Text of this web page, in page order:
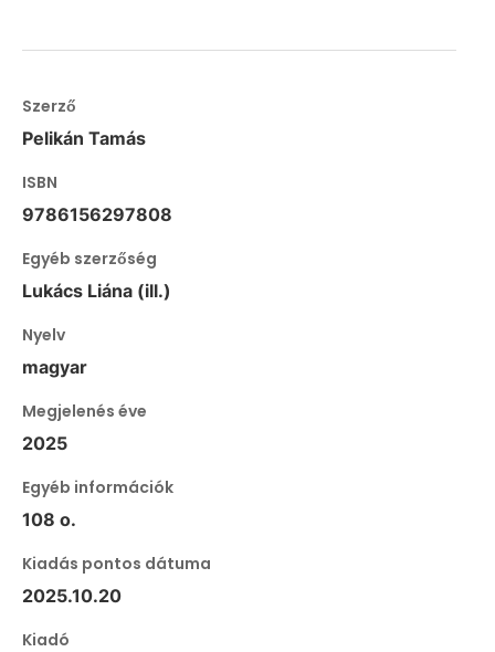
Szerző
Pelikán Tamás
ISBN
9786156297808
Egyéb szerzőség
Lukács Liána (ill.)
Nyelv
magyar
Megjelenés éve
2025
Egyéb információk
108 o.
Kiadás pontos dátuma
2025.10.20
Kiadó